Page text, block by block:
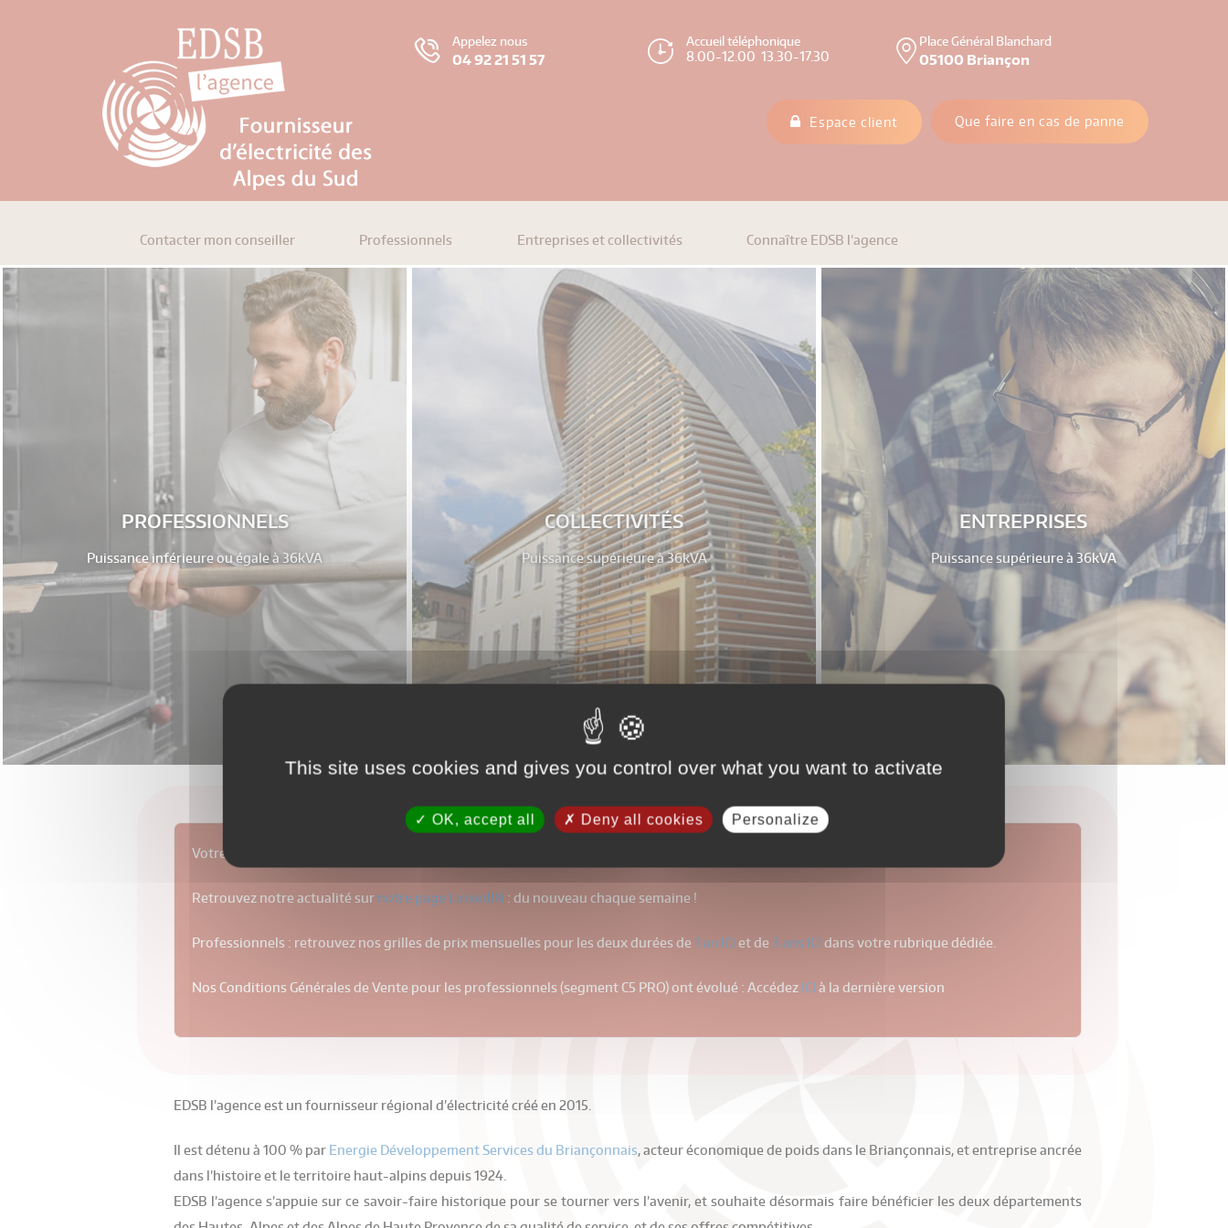
Appelez nous
04 92 21 51 57
Accueil téléphonique
8.00-12.00 13.30-17.30
Place Général Blanchard
05100 Briançon
Que faire en cas de panne
Espace client
Contacter mon conseiller Professionnels Entreprises et collectivités Connaître EDSB l’agence
PROFESSIONNELS
Puissance inférieure ou égale à 36kVA
COLLECTIVITÉS
Puissance supérieure à 36kVA
ENTREPRISES
Puissance supérieure à 36kVA
Votre contrat arrive à échéance en 2026 ? Grâce à nos formulaires "souscrire en ligne", recevez votre offre personnalisée !
Retrouvez notre actualité sur notre page LinkedIN : du nouveau chaque semaine !
Professionnels : retrouvez nos grilles de prix mensuelles pour les deux durées de 1 an ICI et de 3 ans ICI dans votre rubrique dédiée.
Nos Conditions Générales de Vente pour les professionnels (segment C5 PRO) ont évolué : Accédez ICI à la dernière version
EDSB l’agence est un fournisseur régional d’électricité créé en 2015.
Il est détenu à 100 % par Energie Développement Services du Briançonnais, acteur économique de poids dans le Briançonnais, et entreprise ancrée
dans l’histoire et le territoire haut-alpins depuis 1924.
EDSB l’agence s’appuie sur ce savoir-faire historique pour se tourner vers l’avenir, et souhaite désormais faire bénéficier les deux départements
This site uses cookies and gives you control over what you want to activate
OK, accept all Deny all cookies Personalize